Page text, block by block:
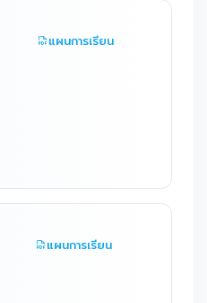
แผนการเรียน
แผนการเรียน